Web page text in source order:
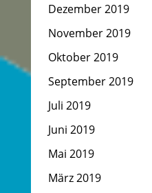
Dezember 2019
November 2019
Oktober 2019
September 2019
Juli 2019
Juni 2019
Mai 2019
März 2019